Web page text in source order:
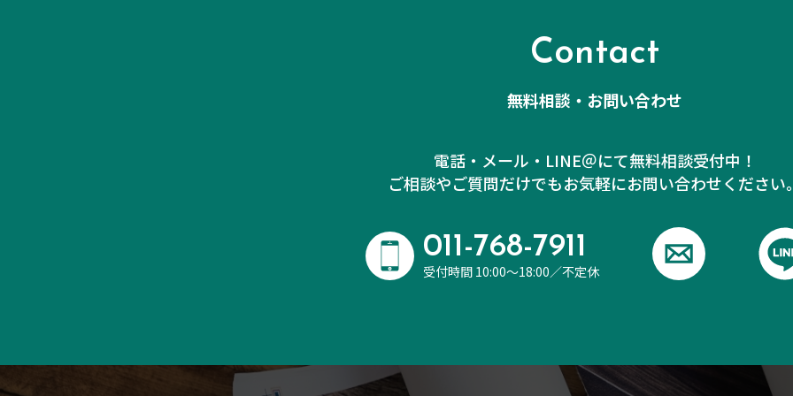
Contact
無料相談・お問い合わせ
電話・メール・LINE＠にて無料相談受付中！
ご相談やご質問だけでもお気軽にお問い合わせください
011-768-7911
受付時間 10:00～18:00／不定休